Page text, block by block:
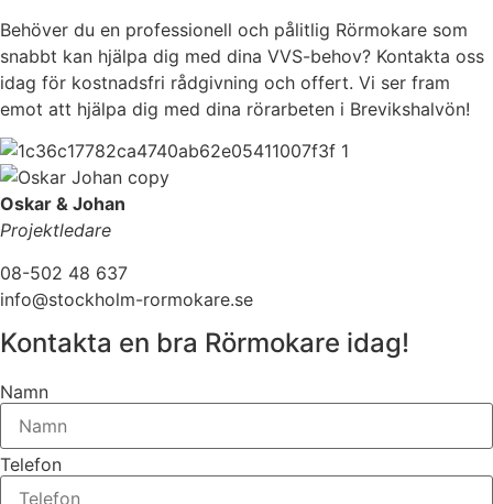
Behöver du en professionell och pålitlig Rörmokare som
snabbt kan hjälpa dig med dina VVS-behov? Kontakta oss
idag för kostnadsfri rådgivning och offert. Vi ser fram
emot att hjälpa dig med dina rörarbeten i Brevikshalvön!
Oskar & Johan
Projektledare
08-502 48 637
info@stockholm-rormokare.se
Kontakta en bra Rörmokare idag!
Namn
Telefon